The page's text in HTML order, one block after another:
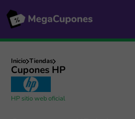
Inicio Tiendas
Cupones HP
HP sitio web oficial